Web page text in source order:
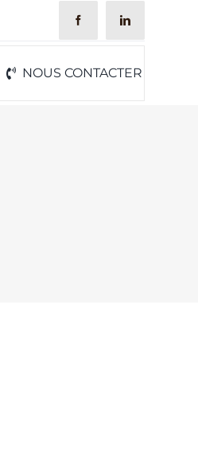
NOUS CONTACTER